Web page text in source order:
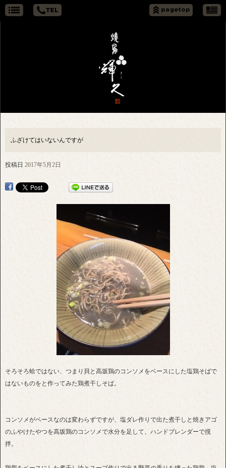
ふざけてはいないんですが
投稿日 2017年5月2日
そろそろ蛤ではない、つまり貝と高坂鶏のコンソメをベースにした塩鶏そばで
はないものをと作ってみた鶏煮干しそば。
コンソメがベースなのは変わらずですが、塩ダレ作りで出た煮干しと焼きアゴ
のふやけたやつを高坂鶏のコンソメで水分を足して、ハンドブレンダーで撹
拌。